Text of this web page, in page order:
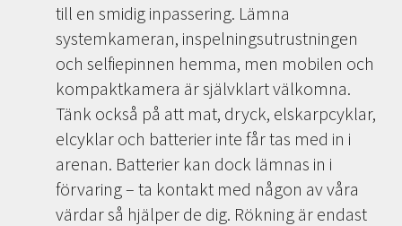
till en smidig inpassering. Lämna
systemkameran, inspelningsutrustningen
och selfiepinnen hemma, men mobilen och
kompaktkamera är självklart välkomna.
Tänk också på att mat, dryck, elskarpcyklar,
elcyklar och batterier inte får tas med in i
arenan. Batterier kan dock lämnas in i
förvaring – ta kontakt med någon av våra
värdar så hjälper de dig. Rökning är endast